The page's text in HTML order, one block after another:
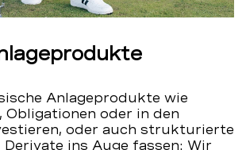
Anlageprodukte wie
Obligationen oder in den
oder auch strukturierte
ins Auge fassen: Wir